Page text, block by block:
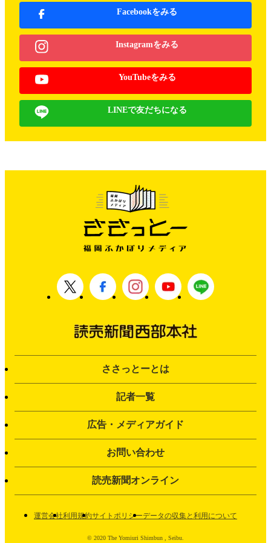
Facebookをみる
Instagramをみる
YouTubeをみる
LINEで友だちになる
ささっとーとは
記者一覧
広告・メディアガイド
お問い合わせ
読売新聞オンライン
運営会社利用規約サイトポリシーデータの収集と利用について
© 2020 The Yomiuri Shimbun , Seibu.